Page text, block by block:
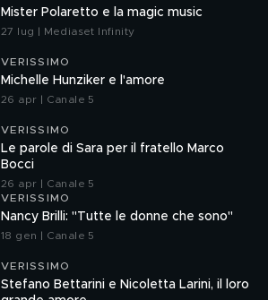
Mister Polaretto e la magic music
27 lug | Mediaset Infinity
VERISSIMO
Michelle Hunziker e l'amore
26 apr | Canale 5
VERISSIMO
Le parole di Sara per il fratello Marco
Bocci
26 apr | Canale 5
VERISSIMO
Nancy Brilli: "Tutte le donne che sono"
18 gen | Canale 5
VERISSIMO
Stefano Bettarini e Nicoletta Larini, il loro